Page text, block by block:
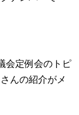
会定例会のトピ
んの紹介がメ